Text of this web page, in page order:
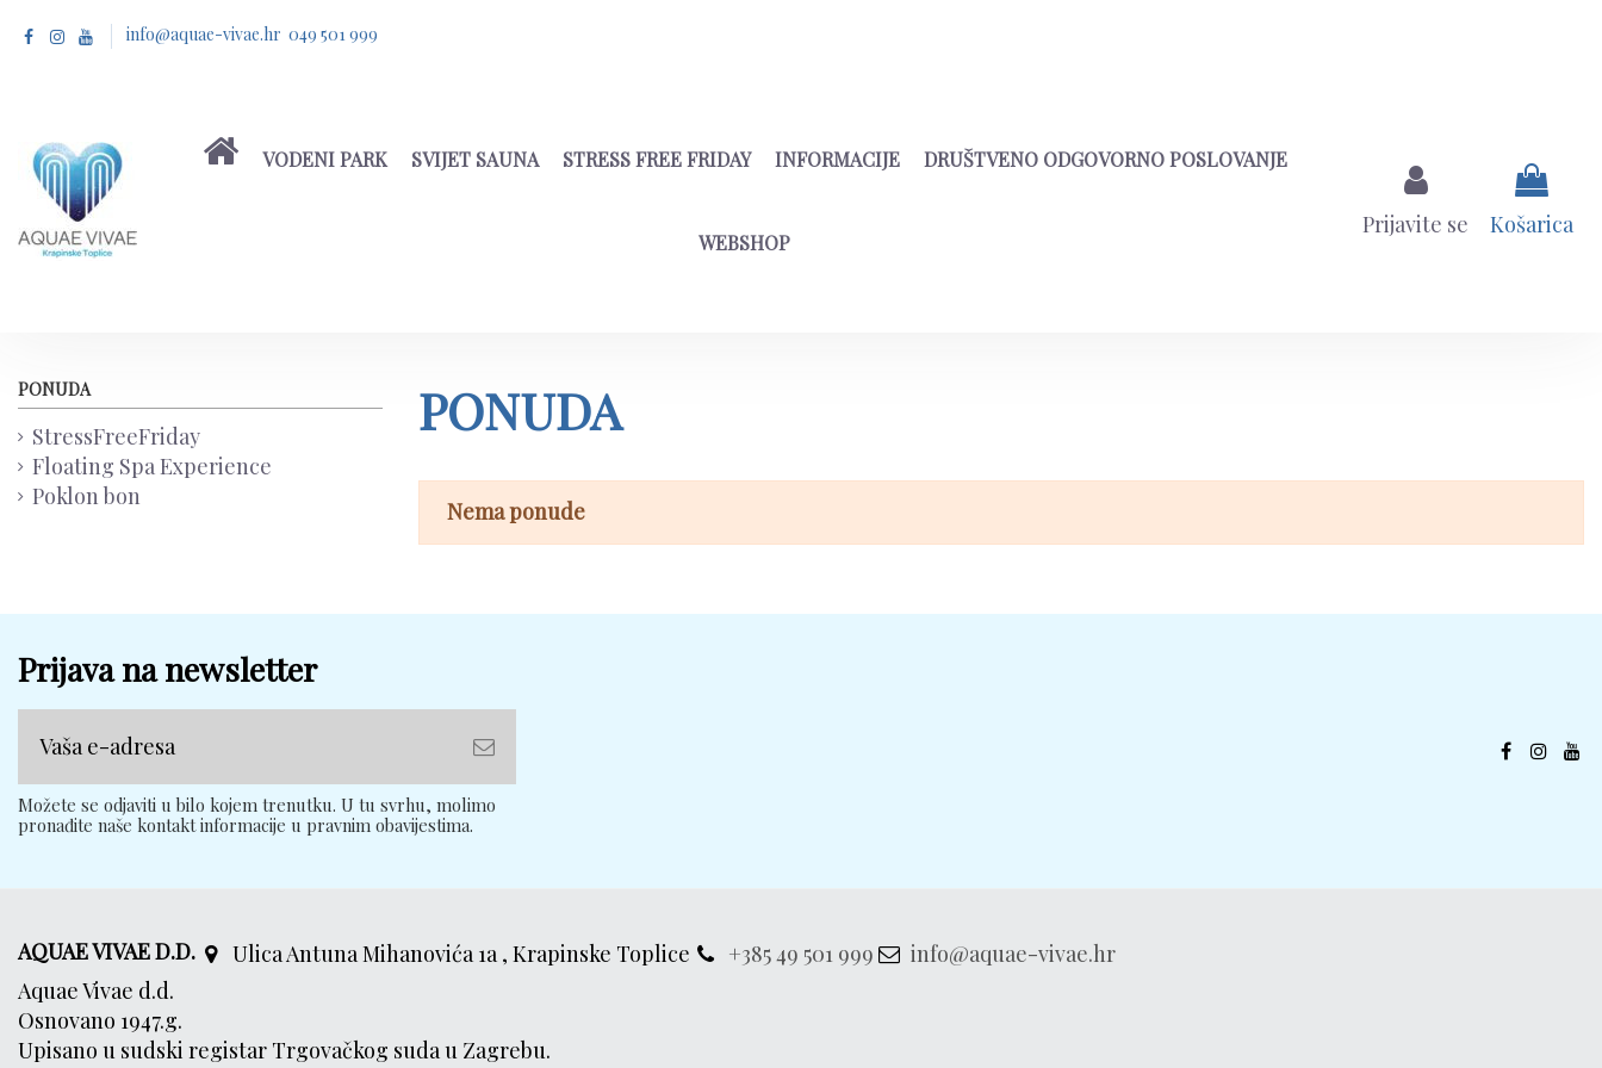
info@aquae-vivae.hr 049 501 999
VODENI PARK SVIJET SAUNA STRESS FREE FRIDAY INFORMACIJE DRUŠTVENO ODGOVORNO POSLOVANJE
WEBSHOP
Prijavite se Košarica
PONUDA
Nema ponude
PONUDA
StressFreeFriday
Floating Spa Experience
Poklon bon
Prijava na newsletter
Možete se odjaviti u bilo kojem trenutku. U tu svrhu, molimo
pronađite naše kontakt informacije u pravnim obavijestima.
AQUAE VIVAE D.D. Ulica Antuna Mihanovića 1a , Krapinske Toplice +385 49 501 999
info@aquae-vivae.hr
Aquae Vivae d.d.
Osnovano 1947.g.
Upisano u sudski registar Trgovačkog suda u Zagrebu.